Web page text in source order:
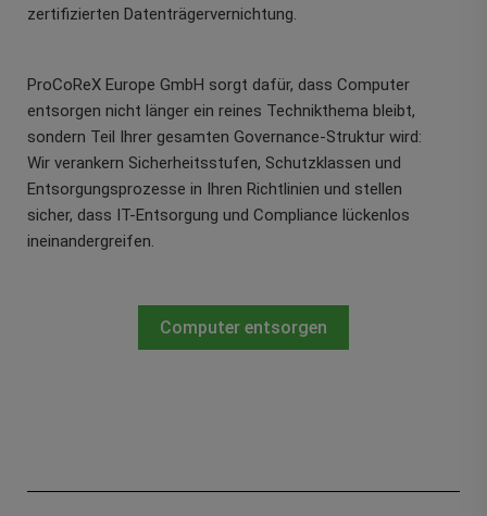
zertifizierten Datenträgervernichtung.
ProCoReX Europe GmbH sorgt dafür, dass Computer
entsorgen nicht länger ein reines Technikthema bleibt,
sondern Teil Ihrer gesamten Governance-Struktur wird:
Wir verankern Sicherheitsstufen, Schutzklassen und
Entsorgungsprozesse in Ihren Richtlinien und stellen
sicher, dass IT-Entsorgung und Compliance lückenlos
ineinandergreifen.
Computer entsorgen